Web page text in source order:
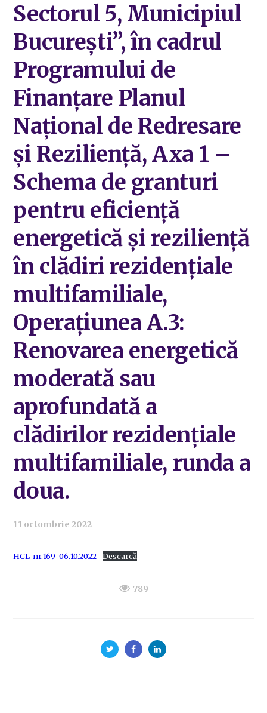
Sectorul 5, Municipiul
București”, în cadrul
Programului de
Finanțare Planul
Național de Redresare
și Reziliență, Axa 1 –
Schema de granturi
pentru eficiență
energetică și reziliență
în clădiri rezidențiale
multifamiliale,
Operațiunea A.3:
Renovarea energetică
moderată sau
aprofundată a
clădirilor rezidențiale
multifamiliale, runda a
doua.
11 octombrie 2022
HCL-nr.169-06.10.2022 Descarcă
789